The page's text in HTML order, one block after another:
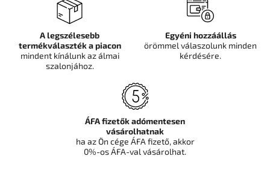
A legszélesebb
termékválaszték a piacon
mindent kínálunk az álmai
szalonjához.
Egyéni hozzáállás
örömmel válaszolunk minden
kérdésére.
ÁFA fizetők adómentesen
vásárolhatnak
ha az Ön cége ÁFA fizető, akkor
0%-os ÁFA-val vásárolhat.